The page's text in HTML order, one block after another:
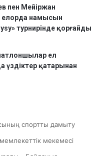
пен Мейіржан
намысын
турнирінде қорғайды
ел
үздіктер қатарынан
спортты дамыту
мекемесі